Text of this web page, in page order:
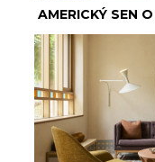
AMERICKÝ SEN